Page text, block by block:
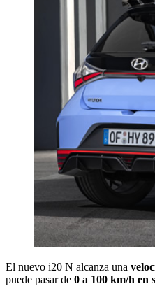
El nuevo i20 N alcanza una
puede pasar de 0 a 100 km/h en